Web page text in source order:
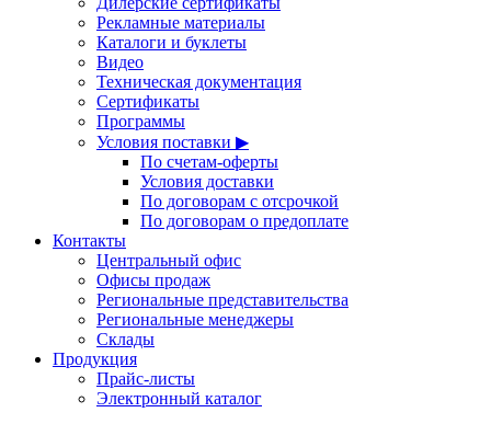
Рекламные материалы
Каталоги и буклеты
Видео
Техническая документация
Сертификаты
Программы
Условия поставки ▶
По счетам-оферты
Условия доставки
По договорам с отсрочкой
По договорам о предоплате
Контакты
Центральный офис
Офисы продаж
Региональные представительства
Региональные менеджеры
Склады
Продукция
Прайс-листы
Электронный каталог